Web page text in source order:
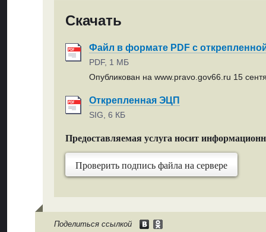
Скачать
Файл в формате PDF с
PDF, 1 МБ
Опубликован на www.pravo.gov66.ru 15
Открепленная ЭЦП
SIG, 6 КБ
Предоставляемая услуга носит
Проверить подпись файла на сервере
Поделиться ссылкой